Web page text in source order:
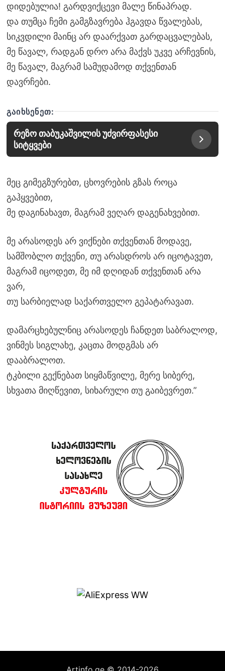
დიდებულია! გარდვიქცევი მალე წინაპრად.
და თუმცა ჩემი გამგზავრება ჰგავდა წვალებას,
სიკვდილი მაინც არ დაარქვათ გარდაცვალებას,
მე წავალ, რადგან დრო არა მაქვს უკვე არჩევნის,
მე წავალ, მაგრამ სამუდამოდ თქვენთან
დავრჩები.
ᲒᲐᲘᲮᲡᲔᲜᲔᲗ:
რეზო თაბუკაშვილის უძვირფასესი
სიტყვები
მეც გიმეგზურებთ, ცხოვრების გზას როცა
გაჰყვებით,
მე დაგინახავთ, მაგრამ ვეღარ დაგენახვებით.
მე არასოდეს არ ვიქნები თქვენთან მოდავე,
სამშობლო თქვენი, თუ არასდროს არ იცოტავეთ,
მაგრამ იცოდეთ, მე იმ დღიდან თქვენთან არა
ვარ,
თუ სარბიელად საქართველო გეპატარავათ.
დამარცხებულნიც არასოდეს ჩანდეთ საბრალოდ,
ვინმეს სიგლახე, კაცთა მოდგმას არ
დააბრალოთ.
ტკბილი გექნებათ სიყმაწვილე, მერე სიბერე,
სხვათა მიღწევით, სიხარული თუ გაიბევრეთ.”